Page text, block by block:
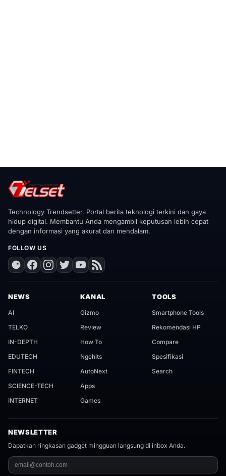
Technology Trendsetter. Portal berita teknologi terkini dan gaya
hidup digital. Membantu Anda mengambil keputusan lebih cepat
dengan informasi yang akurat dan mendalam.
FOLLOW US
NEWS
AI
TELKO
IN-DEPTH
EDUTECH
FINTECH
SCIENCE-TECH
INTERNET
KANAL
Gizmo
Review
How To
Ngehits
AutoNext
Apps
Games
TOOLS
Smartphone Tools
Rekomendasi HP
Compare
Spesifikasi
Search
NEWSLETTER
Dapatkan ringkasan gadget mingguan langsung di inbox Anda.